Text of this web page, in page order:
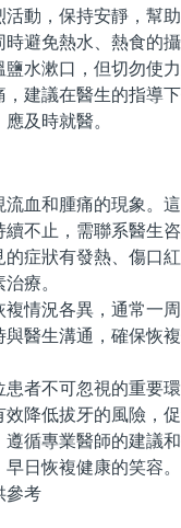
動，保持安靜，幫助
免熱水、熱食的攝
水漱口，但切勿使力
議在醫生的指導下
及時就醫。
和腫痛的現象。這
不止，需聯系醫生咨
狀有發熱、傷口紅
療。
況各異，通常一周
醫生溝通，確保恢複
不可忽視的重要
降低拔牙的風險，促
專業醫師的建議
日恢複健康的笑容。
參考